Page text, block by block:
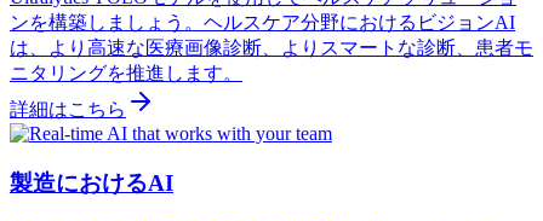
ンを構築しましょう。ヘルスケア分野におけるビジョンAI
は、より高速な医療画像診断、よりスマートな診断、患者モ
ニタリングを推進します。
詳細はこちら
製造におけるAI